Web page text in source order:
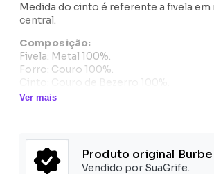
Medida do cinto é referente a fivela em
central.
Composição:
Fivela: Metal 100%.
Forro: Couro 100%.
Ver mais
Produto original
Vendido por SuaGrife.